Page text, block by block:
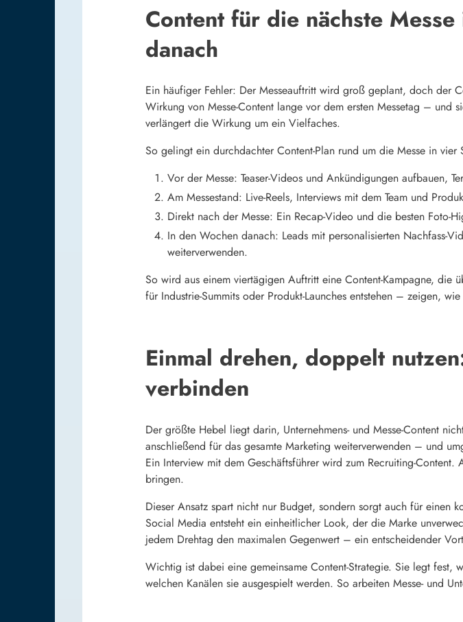
Content für die nächste
danach
Ein häufiger Fehler: Der Messeauftritt wird groß geplant, doch der
Wirkung von Messe-Content lange vor dem ersten Messetag – und
verlängert die Wirkung um ein Vielfaches.
So gelingt ein durchdachter Content-Plan rund um die Messe in vier
Vor der Messe: Teaser-Videos und Ankündigungen aufbauen,
Am Messestand: Live-Reels, Interviews mit dem Team und
Direkt nach der Messe: Ein Recap-Video und die besten Foto-
In den Wochen danach: Leads mit personalisierten Nachfass-
weiterverwenden.
So wird aus einem viertägigen Auftritt eine Content-Kampagne,
für Industrie-Summits oder Produkt-Launches entstehen – zeigen,
Einmal drehen, doppelt
verbinden
Der größte Hebel liegt darin, Unternehmens- und Messe-Content
anschließend für das gesamte Marketing weiterverwenden – und
Ein Interview mit dem Geschäftsführer wird zum Recruiting-
bringen.
Dieser Ansatz spart nicht nur Budget, sondern sorgt auch für einen
Social Media entsteht ein einheitlicher Look, der die Marke
jedem Drehtag den maximalen Gegenwert – ein entscheidender
Wichtig ist dabei eine gemeinsame Content-Strategie. Sie legt fest,
welchen Kanälen sie ausgespielt werden. So arbeiten Messe- und